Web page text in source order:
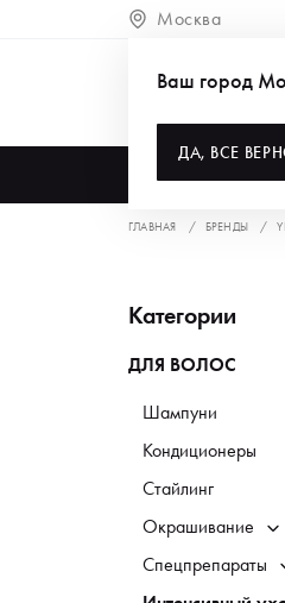
Москва
Ваш город
ДА, ВСЕ
ГЛАВНАЯ БРЕНДЫ
Категории
ДЛЯ ВОЛОС
Шампуни
Кондиционеры
Стайлинг
Окрашивание
Спецпрепараты